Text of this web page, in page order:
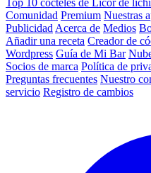
Top 10 cócteles de Licor de lichi
Comunidad Premium Nuestras
Publicidad Acerca de Medios
Añadir una receta Creador de
Wordpress Guía de Mi Bar
Socios de marca Política de
Preguntas frecuentes Nuestro
servicio Registro de cambios